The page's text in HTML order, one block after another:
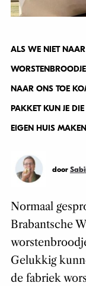
ALS WE NIET
NAAR ONS TOE
PAKKET KUN JE
EIGEN HUIS
door
Normaal
Brabantsche
Gelukkig
de fabriek